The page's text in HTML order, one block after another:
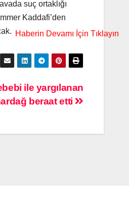
suç ortaklığı
Kaddafi’den
ile yargılanan
beraat etti